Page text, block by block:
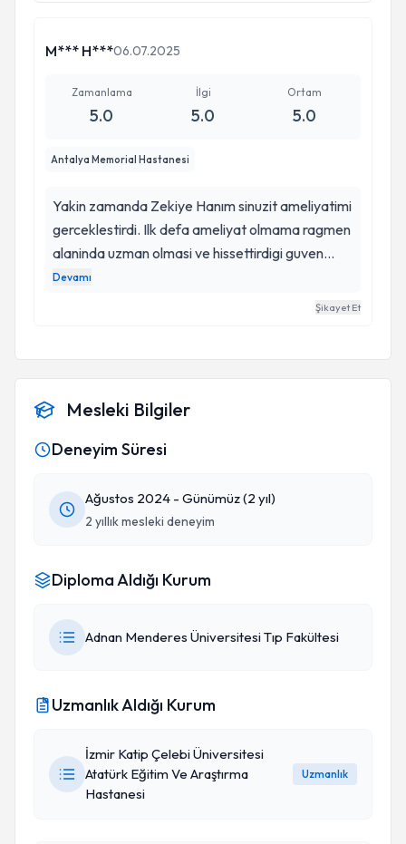
M*** H***06.07.2025
Zamanlama
5.0
İlgi
5.0
Ortam
5.0
Antalya Memorial Hastanesi
Yakin zamanda Zekiye Hanım sinuzit ameliyatimi
gerceklestirdi. Ilk defa ameliyat olmama ragmen
alaninda uzman olmasi ve hissettirdigi guven
sayesinde icim rahatti. Surec boyuncaki sabri,
Devamı
Şikayet Et
Mesleki Bilgiler
Deneyim Süresi
Ağustos 2024 - Günümüz (2 yıl)
2 yıllık mesleki deneyim
Diploma Aldığı Kurum
Adnan Menderes Üniversitesi Tıp Fakültesi
Uzmanlık Aldığı Kurum
İzmir Katip Çelebi Üniversitesi
Atatürk Eğitim Ve Araştırma
Hastanesi
Uzmanlık